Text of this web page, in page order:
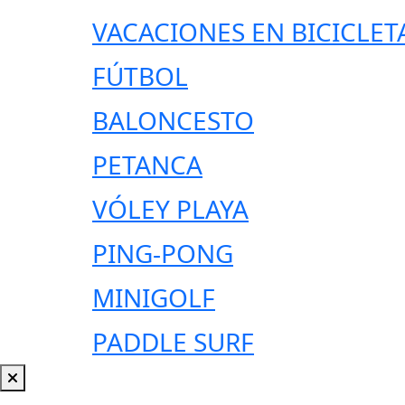
VACACIONES EN
FÚTBOL
BALONCESTO
PETANCA
VÓLEY PLAYA
PING-PONG
MINIGOLF
PADDLE SURF